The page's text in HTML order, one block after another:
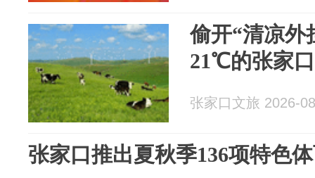
偷开“清凉外
21℃的张家口
张家口文旅 2026-
张家口推出夏秋季136项特色